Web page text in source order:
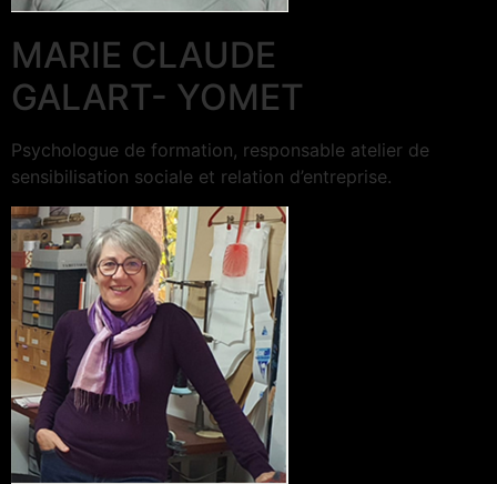
MARIE CLAUDE
GALART- YOMET
Psychologue de formation, responsable atelier de
sensibilisation sociale et relation d’entreprise.